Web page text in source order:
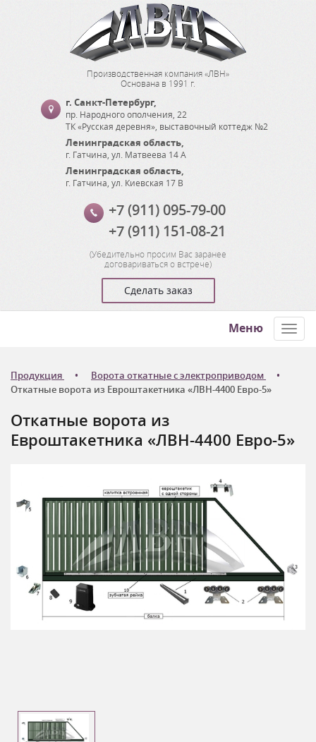
Производственная компания «ЛВН»
Основана в 1991 г.
г. Санкт-Петербург,
пр. Народного ополчения, 22
ТК «Русская деревня», выставочный коттедж №2
Ленинградская область,
г. Гатчина ул. Матвеева 14 А
Ленинградская область,
г. Гатчина ул. Киевская 17 В
+7 (911) 095-79-00
+7 (911) 151-08-21
(Убедительно просим Вас заранее
договариваться о встрече)
Сделать заказ
Меню
Продукция
Ворота откатные с электроприводом
Откатные ворота из Евроштакетника «ЛВН-4400 Евро-5»
Откатные ворота из
Евроштакетника «ЛВН-4400 Евро-5»